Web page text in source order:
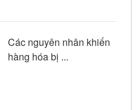
Các nguyên nhân khiến
hàng hóa bị ...